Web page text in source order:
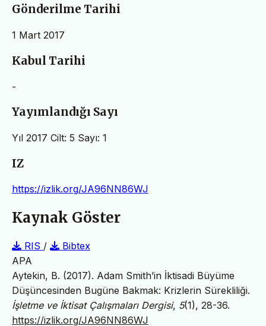
Gönderilme Tarihi
1 Mart 2017
Kabul Tarihi
-
Yayımlandığı Sayı
Yıl 2017 Cilt: 5 Sayı: 1
IZ
https://izlik.org/JA96NN86WJ
Kaynak Göster
RIS /
Bibtex
APA
Aytekin, B. (2017). Adam Smith’in İktisadi Büyüme
Düşüncesinden Bugüne Bakmak: Krizlerin Sürekliliği.
İşletme ve İktisat Çalışmaları Dergisi, 5(1), 28-36.
https://izlik.org/JA96NN86WJ